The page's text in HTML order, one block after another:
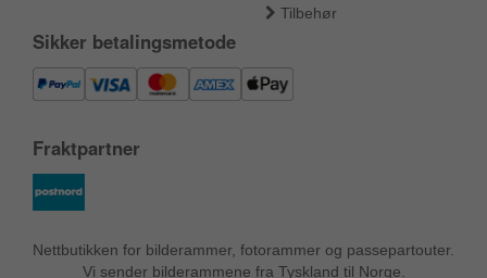
Tilbehør
Sikker betalingsmetode
Fraktpartner
Nettbutikken for bilderammer, fotorammer og passepartouter.
Vi sender bilderammene fra Tyskland til Norge.